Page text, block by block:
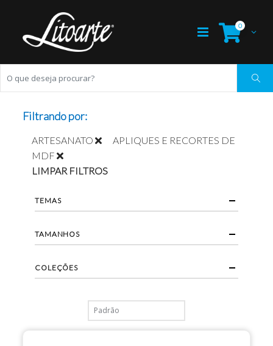
0
Filtrando por:
ARTESANATO
APLIQUES E RECORTES DE
MDF
LIMPAR FILTROS
TEMAS
TAMANHOS
COLEÇÕES